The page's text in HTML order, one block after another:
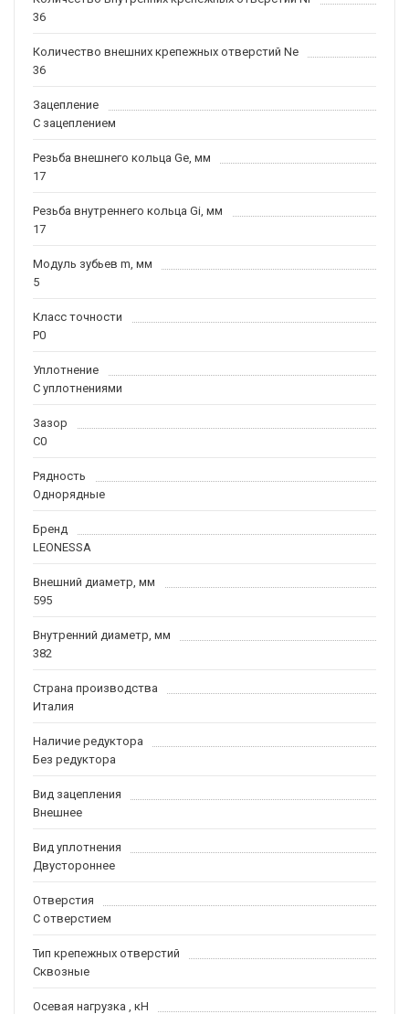
36
Количество внешних крепежных отверстий Ne
36
Зацепление
С зацеплением
Резьба внешнего кольца Ge, мм
17
Резьба внутреннего кольца Gi, мм
17
Модуль зубьев m, мм
5
Класс точности
P0
Уплотнение
С уплотнениями
Зазор
C0
Рядность
Однорядные
Бренд
LEONESSA
Внешний диаметр, мм
595
Внутренний диаметр, мм
382
Страна производства
Италия
Наличие редуктора
Без редуктора
Вид зацепления
Внешнее
Вид уплотнения
Двустороннее
Отверстия
С отверстием
Тип крепежных отверстий
Сквозные
Осевая нагрузка , кН